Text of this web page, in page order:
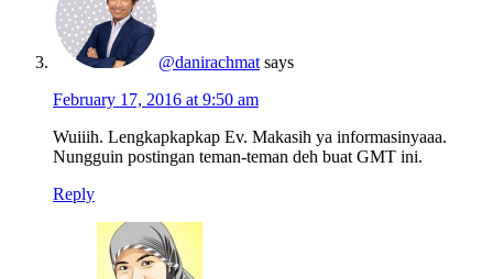
@danirachmat says
February 17, 2016 at 9:50 am
Wuiiih. Lengkapkapkap Ev. Makasih ya informasinyaaa.
Nungguin postingan teman-teman deh buat GMT ini.
Reply